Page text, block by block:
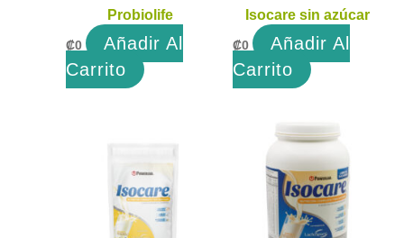
Probiolife
₡0
Añadir Al
Carrito
Isocare sin azúcar
₡0
Añadir Al
Carrito